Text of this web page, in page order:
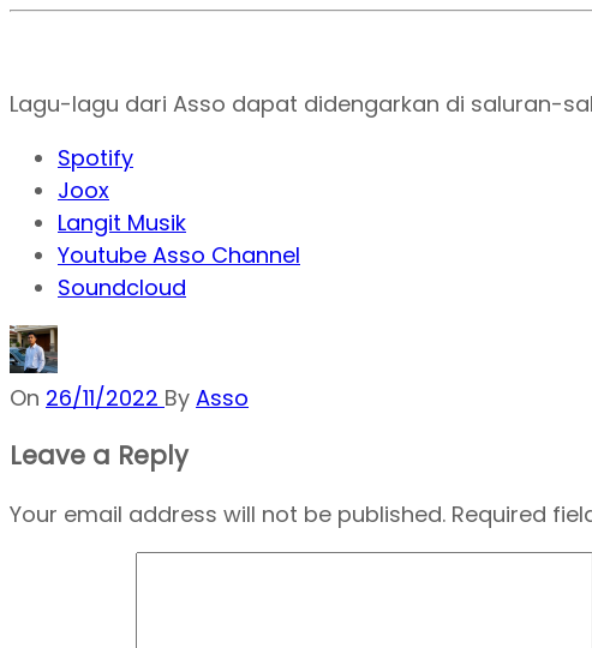
Lagu-lagu dari Asso dapat didengarkan di saluran-
Spotify
Joox
Langit Musik
Youtube Asso Channel
Soundcloud
On 26/11/2022 By Asso
Leave a Reply
Your email address will not be published. Required